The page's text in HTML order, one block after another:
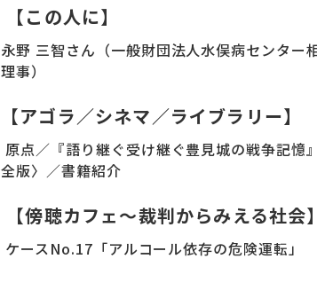
【この人に】
永野 三智さん（一般財団法人水俣病センタ
理事）
【アゴラ／シネマ／ライブラリー】
原点／『語り継ぐ受け継ぐ豊見城の戦争記憶
全版〉／書籍紹介
【傍聴カフェ～裁判からみえる社会】
ケースNo.17「アルコール依存の危険運転」